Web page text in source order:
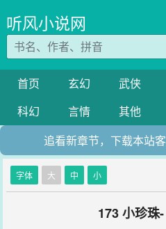
听风小说网
首页 玄幻 武侠
科幻
言情 其他
追看新章节，下载本站
字体 大 中 小
173 小珍珠-